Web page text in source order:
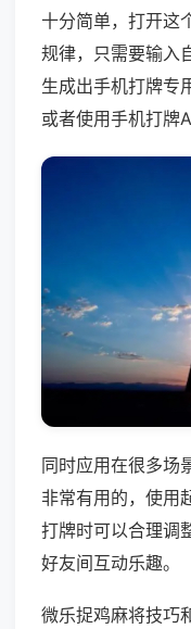
十分简单，打开这
规律，只需要输入
生成出手机打牌专
或者使用手机打牌
同时应用在很多场
非常有用的，使用
打牌时可以合理调
好友间互动乐趣。
微乐捉鸡麻将技巧